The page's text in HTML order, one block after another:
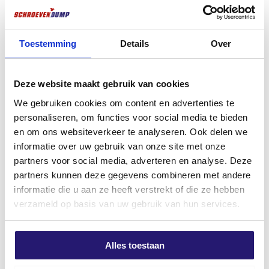
Toestemming Details Over
Deze website maakt gebruik van cookies
We gebruiken cookies om content en advertenties te
personaliseren, om functies voor social media te bieden
en om ons websiteverkeer te analyseren. Ook delen we
informatie over uw gebruik van onze site met onze
partners voor social media, adverteren en analyse. Deze
partners kunnen deze gegevens combineren met andere
informatie die u aan ze heeft verstrekt of die ze hebben
verzameld op basis van uw gebruik van hun services.
Alles toestaan
gezondheid, milieu en consumentenbescherming.
Waar zijn Spaanplaatschroeven geschikt voor?
Schroevendump spaanplaatschroeven zijn perfect toe
binnenshuis zoals Vuren, Grenen, plaatmateriaal
kwaliteitsschroeven om constructies te maken zoals
voorzetwanden, beplating schroeven, aftimmeringen
en kapconstructies
Torx schroevenheb je in meerdere soorten. Je
hebtDeeldraadenVoldraad.Deeldraadhoud in dat
deSchroefvoor een deel voorzien is van draad.
DeSchroef wordt veel gebruikt voor het aantrekken
van hout verbindingen, denk bijvoorbeeld aan het
maken van wanden, plafons uitraggelen, platen
monteren, houten planken bevestigen etc.
schroevenhout het tegenover gestelde in
​Gold Maskingtape – UV-
50 m Voor Binnen en Buiten
€5,20
excl. BTW:€4,30
Op voorraad
Stift Schneider permanent
excl. BTW:€1,57
Op voorraad